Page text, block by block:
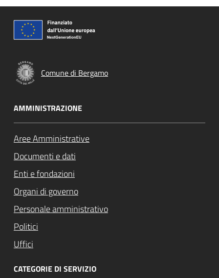
Comune di Bergamo
AMMINISTRAZIONE
Aree Amministrative
Documenti e dati
Enti e fondazioni
Organi di governo
Personale amministrativo
Politici
Uffici
CATEGORIE DI SERVIZIO